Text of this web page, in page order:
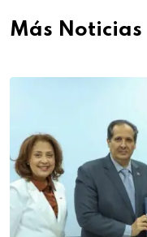
Más Noticias